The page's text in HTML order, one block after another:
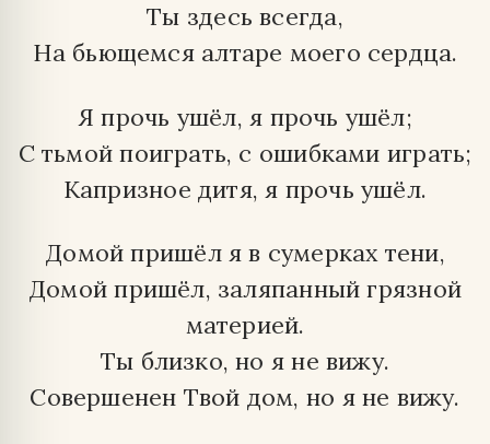
Ты здесь всегда,
На бьющемся алтаре моего сердца.
Я прочь ушёл, я прочь ушёл;
С тьмой поиграть, с ошибками играть;
Капризное дитя, я прочь ушёл.
Домой пришёл я в сумерках тени,
Домой пришёл, заляпанный грязной
материей.
Ты близко, но я не вижу.
Совершенен Твой дом, но я не вижу.